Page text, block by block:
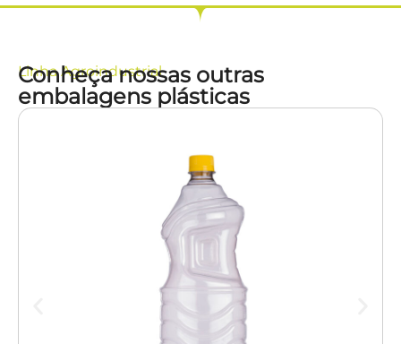
LinhaAgroindustrial
Conheça nossas outras
embalagens plásticas